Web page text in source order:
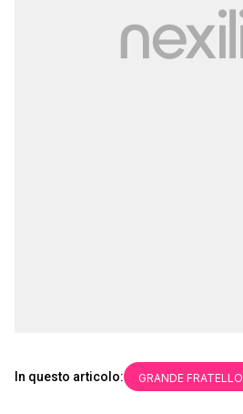
In questo articolo: GRANDE FRATELLO